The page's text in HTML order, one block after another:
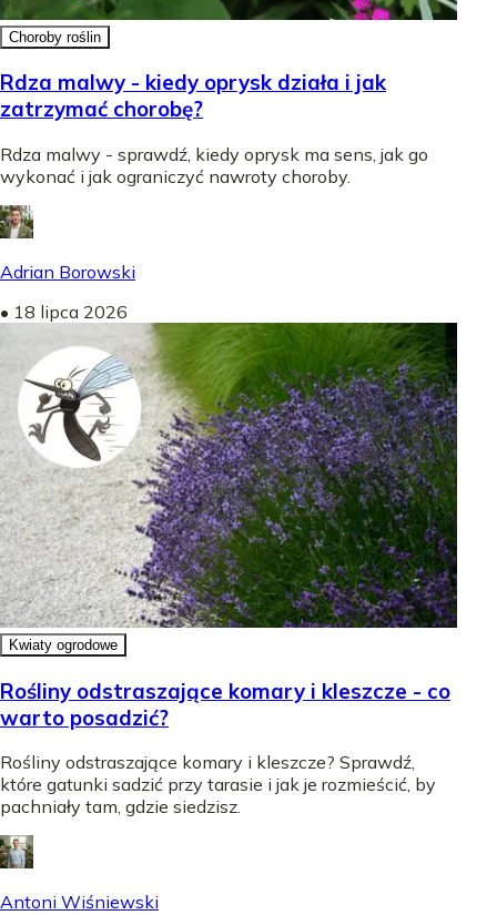
Choroby roślin
Rdza malwy - kiedy oprysk działa i jak
zatrzymać chorobę?
Rdza malwy - sprawdź, kiedy oprysk ma sens, jak go
wykonać i jak ograniczyć nawroty choroby.
Adrian Borowski
• 18 lipca 2026
Kwiaty ogrodowe
Rośliny odstraszające komary i kleszcze - co
warto posadzić?
Rośliny odstraszające komary i kleszcze? Sprawdź,
które gatunki sadzić przy tarasie i jak je rozmieścić, by
pachniały tam, gdzie siedzisz.
Antoni Wiśniewski